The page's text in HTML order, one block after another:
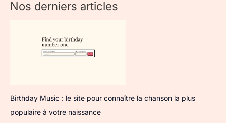
Nos derniers articles
Birthday Music : le site pour connaître la chanson la plus
populaire à votre naissance